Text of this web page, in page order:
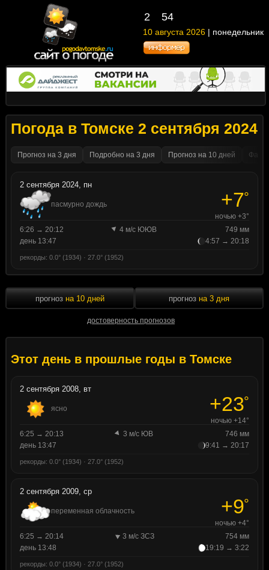
2 54
10 августа 2026 | понедельник
Погода в Томске 2 сентября 2024
Прогноз на 3 дня Подробно на 3 дня Прогноз на 10 дней
2 сентября 2024, пн
пасмурно дождь +7°
ночью +3°
6:26 → 20:12
4 м/с ЮЮВ
749 мм
день 13:47
4:57 → 20:18
рекорды: 0.0° (1934) · 27.0° (1952)
прогноз на 10 дней
достоверность прогнозов
прогноз на 3 дня
Этот день в прошлые годы в Томске
2 сентября 2008, вт
ясно +23°
ночью +14°
6:25 → 20:13
3 м/с ЮВ
746 мм
день 13:47
9:41 → 20:17
рекорды: 0.0° (1934) · 27.0° (1952)
2 сентября 2009, ср
переменная облачность +9°
ночью +4°
6:25 → 20:14
3 м/с ЗСЗ
754 мм
день 13:48
19:19 → 3:22
рекорды: 0.0° (1934) · 27.0° (1952)